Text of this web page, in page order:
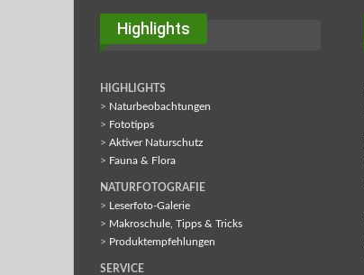
Highlights
HIGHLIGHTS
> Naturbeobachtungen
> Fototipps
> Aktiver Naturschutz
> Fauna & Flora
NATURFOTOGRAFIE
> Leserfoto-Galerie
> Makroschule, Tipps & Tricks
> Produktempfehlungen
SERVICE